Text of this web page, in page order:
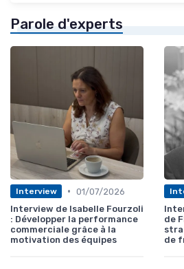
Parole d'experts
Interview • 01/07/2026
Interview de Isabelle Fourzoli
: Développer la performance
commerciale grâce à la
motivation des équipes
de
de